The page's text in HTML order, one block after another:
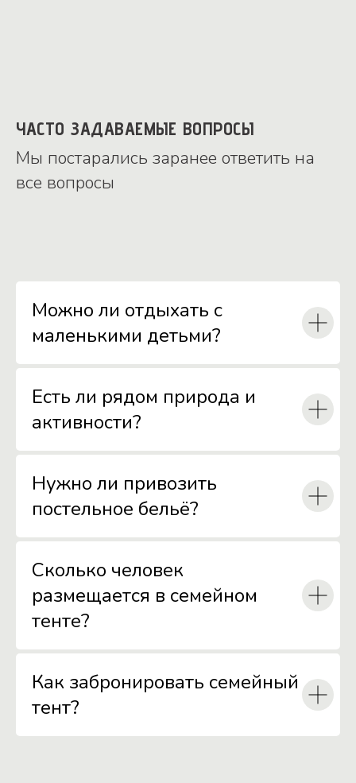
ЧАСТО ЗАДАВАЕМЫЕ ВОПРОСЫ
Мы постарались заранее ответить на
все вопросы
Можно ли отдыхать с
маленькими детьми?
Есть ли рядом природа и
активности?
Нужно ли привозить
постельное бельё?
Сколько человек
размещается в семейном
тенте?
Как забронировать семейный
тент?